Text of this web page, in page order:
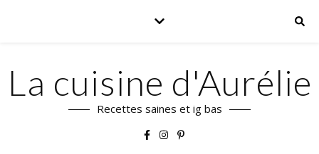
La cuisine d'Aurélie
Recettes saines et ig bas